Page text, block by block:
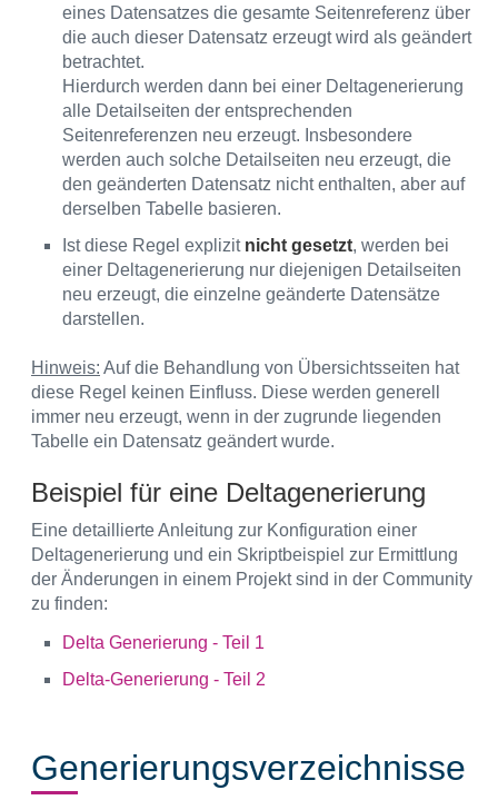
eines Datensatzes die gesamte Seitenreferenz über
die auch dieser Datensatz erzeugt wird als geändert
betrachtet.
Hierdurch werden dann bei einer Deltagenerierung
alle Detailseiten der entsprechenden
Seitenreferenzen neu erzeugt. Insbesondere
werden auch solche Detailseiten neu erzeugt, die
den geänderten Datensatz nicht enthalten, aber auf
derselben Tabelle basieren.
Ist diese Regel explizit nicht gesetzt, werden bei
einer Deltagenerierung nur diejenigen Detailseiten
neu erzeugt, die einzelne geänderte Datensätze
darstellen.
Hinweis: Auf die Behandlung von Übersichtsseiten hat
diese Regel keinen Einfluss. Diese werden generell
immer neu erzeugt, wenn in der zugrunde liegenden
Tabelle ein Datensatz geändert wurde.
Beispiel für eine Deltagenerierung
Eine detaillierte Anleitung zur Konfiguration einer
Deltagenerierung und ein Skriptbeispiel zur Ermittlung
der Änderungen in einem Projekt sind in der Community
zu finden:
Delta Generierung - Teil 1
Delta-Generierung - Teil 2
Generierungsverzeichnisse